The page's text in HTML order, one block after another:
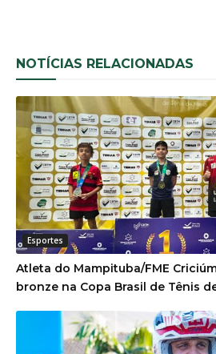
NOTÍCIAS RELACIONADAS
Esportes
Atleta do Mampituba/FME
bronze na Copa Brasil de Tênis